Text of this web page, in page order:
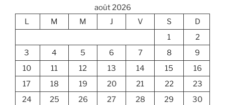
août 2026
L
M M J V S
D
1
2
3
4 5 6 7 8
9
10
11 12 13 14 15
16
17
18 19 20 21 22
23
24
25 26 27 28 29
30